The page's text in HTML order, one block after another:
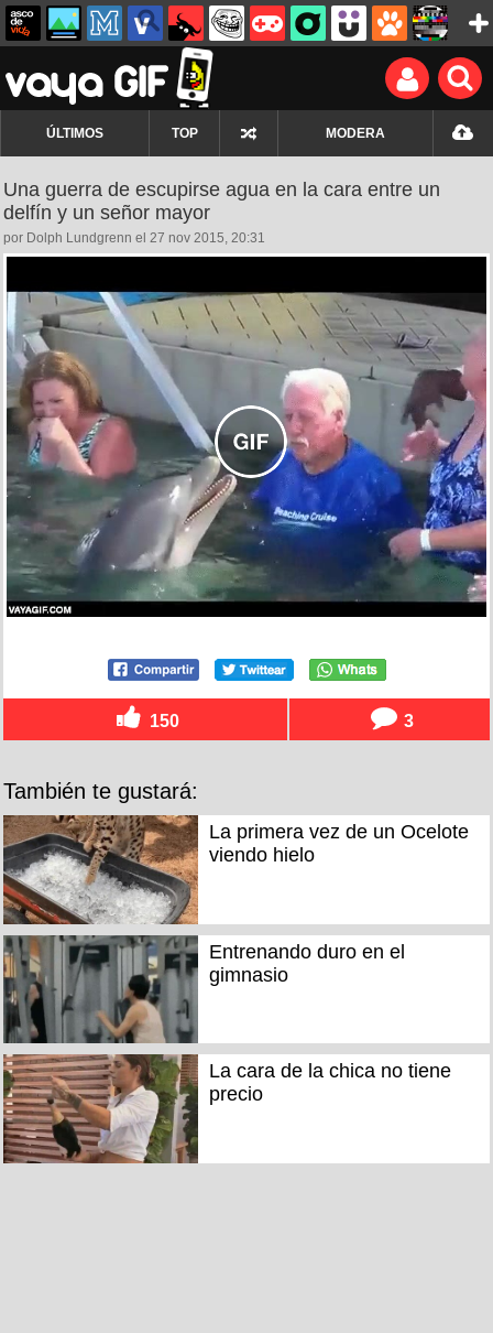
ÚLTIMOS TOP MODERA
Una guerra de escupirse agua en la cara entre un
delfín y un señor mayor
por Dolph Lundgrenn el 27 nov 2015, 20:31
150 3
También te gustará:
La primera vez de un Ocelote
viendo hielo
Entrenando duro en el
gimnasio
La cara de la chica no tiene
precio